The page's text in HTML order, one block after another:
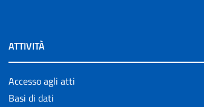
ATTIVITÀ
Accesso agli atti
Basi di dati